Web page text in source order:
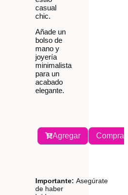
casual
chic.
Añade un
bolso de
mano y
joyería
minimalista
para un
acabado
elegante.
Agregar Comprar
Importante: Asegúrate
de haber